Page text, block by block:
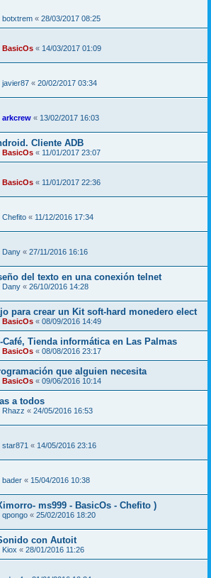
botxtrem « 28/03/2017 08:25
BasicOs « 14/03/2017 01:09
javier87 « 20/02/2017 03:34
arkcrew « 13/02/2017 16:03
Cliente ADB
BasicOs « 11/01/2017 23:07
BasicOs « 11/01/2017 22:36
Chefito « 11/12/2016 17:34
Dany « 27/11/2016 16:16
del texto en una conexión telnet
Dany « 26/10/2016 14:28
para crear un Kit soft-hard monedero elect
BasicOs « 08/09/2016 14:49
Café, Tienda informática en Las Palmas
BasicOs « 08/08/2016 23:17
que alguien necesita
BasicOs « 09/06/2016 10:14
a todos
Rhazz « 24/05/2016 16:53
star871 « 14/05/2016 23:16
bader « 15/04/2016 10:38
ms999 - BasicOs - Chefito )
qpongo « 25/02/2016 18:20
con Autoit
Kiox « 28/01/2016 11:26